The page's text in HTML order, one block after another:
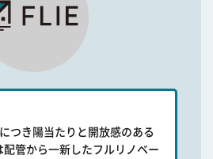
つき陽当たりと開放感のある
配管から一新したフルリノベー